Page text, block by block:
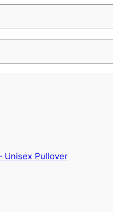
Unisex Pullover